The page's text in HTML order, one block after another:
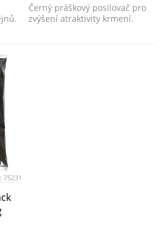
Černý práškový posilovač pro
zvýšení atraktivity krmení.
75231